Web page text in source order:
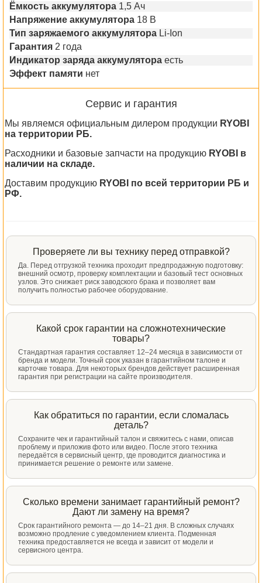
Ёмкость аккумулятора 1,5 Ач
Напряжение аккумулятора 18 В
Тип заряжаемого аккумулятора Li-Ion
Гарантия 2 года
Индикатор заряда аккумулятора есть
Эффект памяти нет
Сервис и гарантия
Мы являемся официальным дилером продукции RYOBI
на территории РБ.
Расходники и базовые запчасти на продукцию RYOBI в
наличии на складе.
Доставим продукцию RYOBI по всей территории РБ и
РФ.
Проверяете ли вы технику перед отправкой?
Да. Перед отгрузкой техника проходит предпродажную подготовку:
внешний осмотр, проверку комплектации и базовый тест основных
узлов. Это снижает риск заводского брака и позволяет вам
получить полностью рабочее оборудование.
Какой срок гарантии на сложнотехнические
товары?
Стандартная гарантия составляет 12–24 месяца в зависимости от
бренда и модели. Точный срок указан в гарантийном талоне и
карточке товара. Для некоторых брендов действует расширенная
гарантия при регистрации на сайте производителя.
Как обратиться по гарантии, если сломалась
деталь?
Сохраните чек и гарантийный талон и свяжитесь с нами, описав
проблему и приложив фото или видео. После этого техника
передаётся в сервисный центр, где проводится диагностика и
принимается решение о ремонте или замене.
Сколько времени занимает гарантийный ремонт?
Дают ли замену на время?
Срок гарантийного ремонта — до 14–21 дня. В сложных случаях
возможно продление с уведомлением клиента. Подменная
техника предоставляется не всегда и зависит от модели и
сервисного центра.